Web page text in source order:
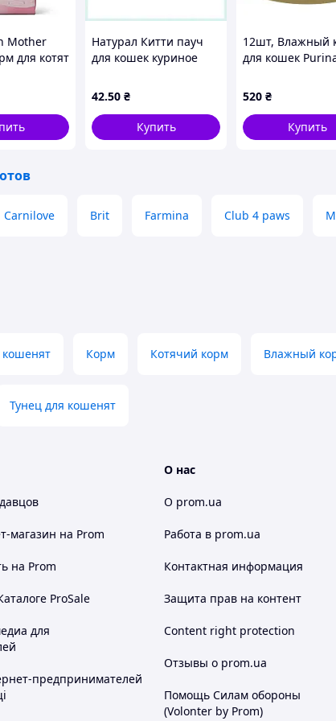
Mother
для котят
кошек 2
Натурал Китти пауч
для кошек куриное
8X94683M4X
42.50 ₴
Купить
12шт, Влажный
для кошек
Люкс с курицей
(7613036705103)
520 ₴
Купить
Carnilove Brit Farmina Club 4 paws
кошенят Корм Котячий корм Влажный
Тунец для кошенят
магазин на Prom
на Prom
ProSale
для
предпринимателей
О нас
О prom.ua
Работа в prom.ua
Контактная информация
Защита прав на контент
Content right protection
Отзывы о prom.ua
Помощь Силам обороны
(Volonter by Prom)